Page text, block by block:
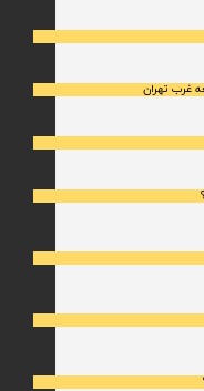
غرب تهران